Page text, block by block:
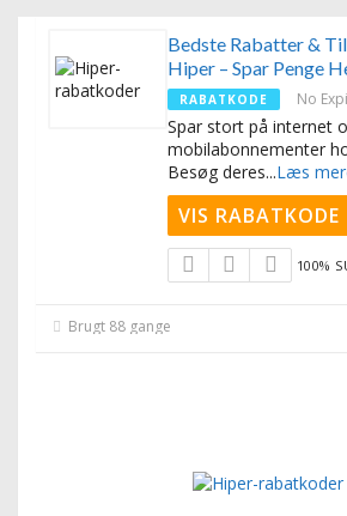
Bedste Rabatter &
Hiper – Spar Penge
RABATKODE No
Spar stort på internet
mobilabonnementer
Besøg deres...Læs
VIS RABATKODE
100%
Brugt 88 gange